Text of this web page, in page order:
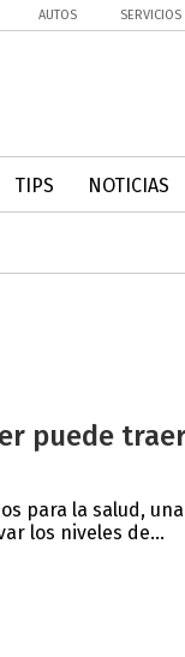
AUTOS SERVICIOS
TIPS NOTICIAS
puede
para la salud,
los niveles de...